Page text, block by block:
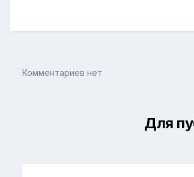
Комментариев нет
Для